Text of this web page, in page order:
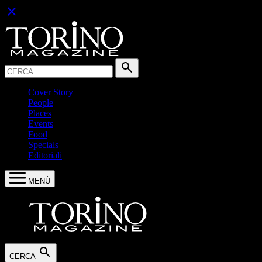
close
search
Cover Story
People
Places
Events
Food
Specials
Editoriali
MENÙ
CERCA search